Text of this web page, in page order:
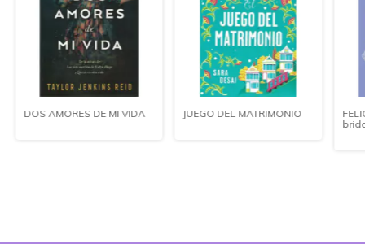
DOS AMORES DE MI VIDA JUEGO DEL MATRIMONIO